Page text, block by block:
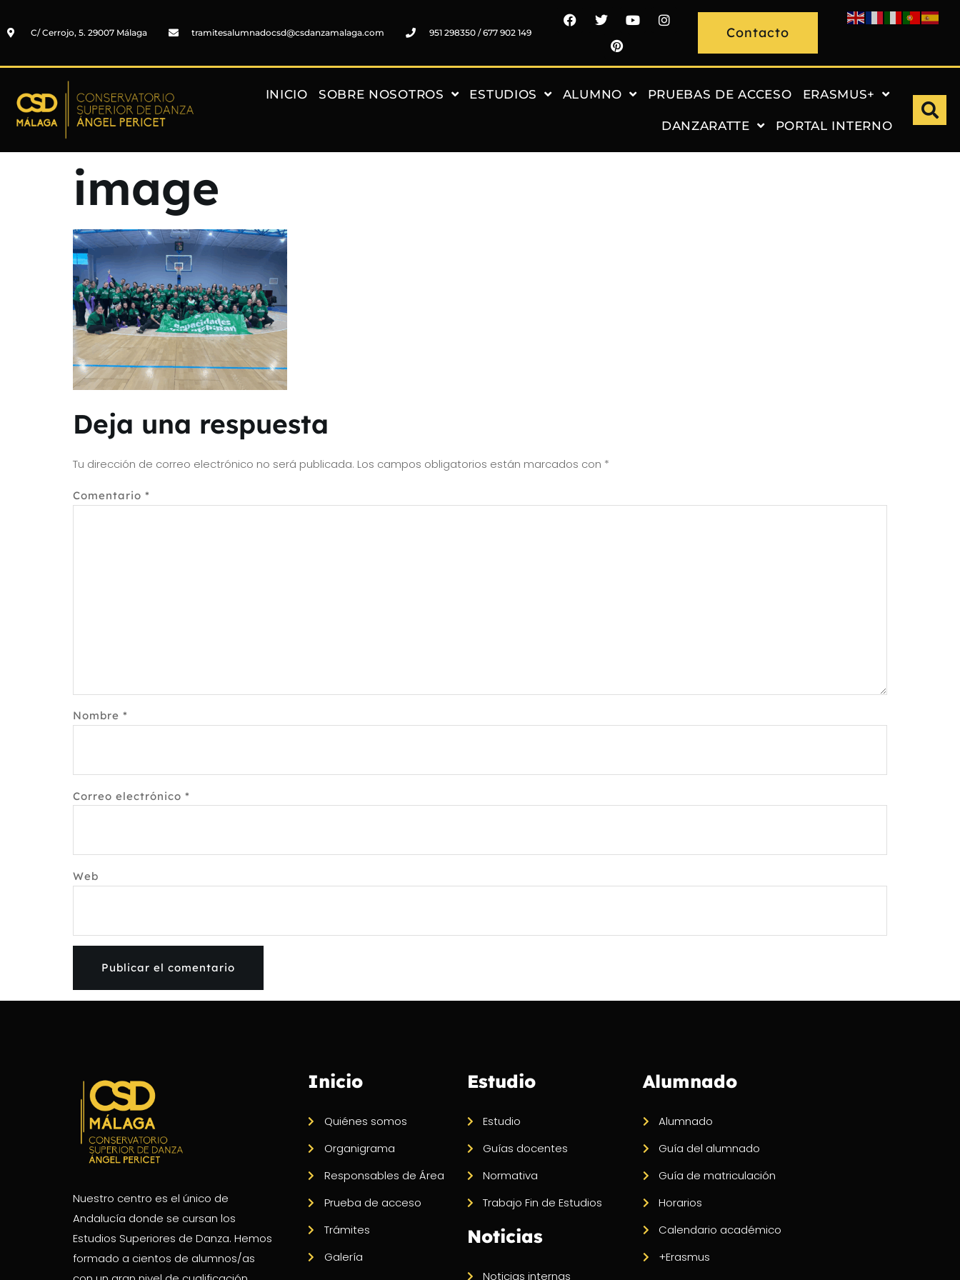
C/ Cerrojo, 5. 29007 Málaga tramitesalumnadocsd@csdanzamalaga.com 951 298350 / 677 902 149 Contacto
INICIO SOBRE NOSOTROS ESTUDIOS ALUMNO PRUEBAS DE ACCESO ERASMUS+
DANZARATTE PORTAL INTERNO
image
Deja una respuesta
Tu dirección de correo electrónico no será publicada. Los campos obligatorios están marcados con *
Comentario *
Nombre *
Correo electrónico *
Web
Nuestro centro es el único de
Andalucía donde se cursan los
Estudios Superiores de Danza. Hemos
formado a cientos de alumnos/as
Inicio
Quiénes somos
Organigrama
Responsables de Área
Prueba de acceso
Trámites
Galería
Estudio
Estudio
Guías docentes
Normativa
Trabajo Fin de Estudios
Noticias
Noticias internas
Alumnado
Alumnado
Guía del alumnado
Guía de matriculación
Horarios
Calendario académico
+Erasmus